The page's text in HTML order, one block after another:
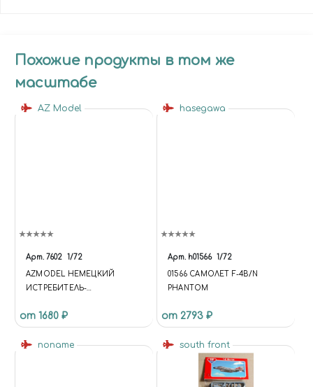
Похожие продукты в том же
масштабе
AZ Model
Арт. 7602 1/72
AZMODEL НЕМЕЦКИЙ
ИСТРЕБИТЕЛЬ-
4B
от 1680 ₽
hasegawa
Арт. h01566 1/72
01566 САМОЛЕТ F-4B/N
PHANTOM
от 2793 ₽
noname south front